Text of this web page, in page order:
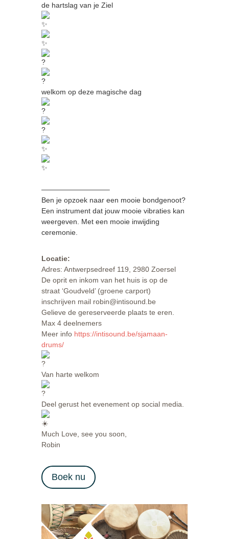
de hartslag van je Ziel
welkom op deze magische dag
—————————–
Ben je opzoek naar een mooie bondgenoot?
Een instrument dat jouw mooie vibraties kan
weergeven. Met een mooie inwijding
ceremonie.
Locatie:
Adres: Antwerpsedreef 119, 2980 Zoersel
De oprit en inkom van het huis is op de
straat ‘Goudveld’ (groene carport)
inschrijven mail robin@intisound.be
Gelieve de gereserveerde plaats te eren.
Max 4 deelnemers
Meer info https://intisound.be/sjamaan-
drums/
Van harte welkom
Deel gerust het evenement op social media.
Much Love, see you soon,
Robin
Boek nu